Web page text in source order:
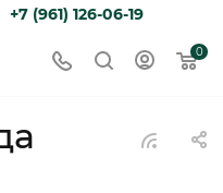
+7 (961) 126-06-19
0